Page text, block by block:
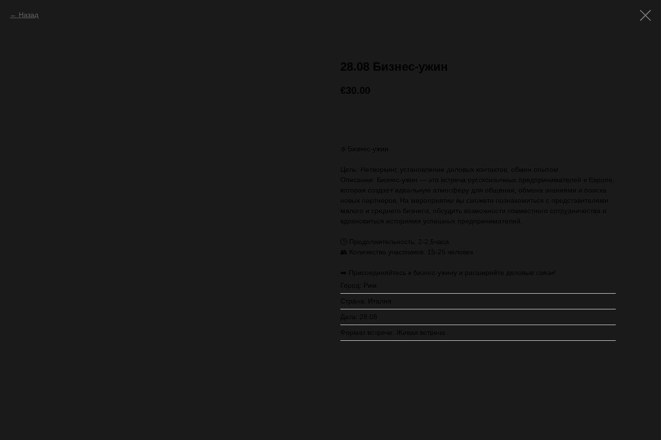
Назад
28.08 Бизнес-ужин
€30.00
❇️ Бизнес-ужин
Цель: Нетворкинг, установление деловых контактов, обмен опытом.
Описание: Бизнес-ужин — это встреча русскоязычных предпринимателей в Европе,
которая создает идеальную атмосферу для общения, обмена знаниями и поиска
новых партнеров. На мероприятии вы сможете познакомиться с представителями
малого и среднего бизнеса, обсудить возможности совместного сотрудничества и
вдохновиться историями успешных предпринимателей.
🕒 Продолжительность: 2-2,5часа
👥 Количество участников: 15-25 человек
➡️ Присоединяйтесь к бизнес-ужину и расширяйте деловые связи!
Город: Рим
Страна: Италия
Дата: 28.08
Формат встречи: Живая встреча